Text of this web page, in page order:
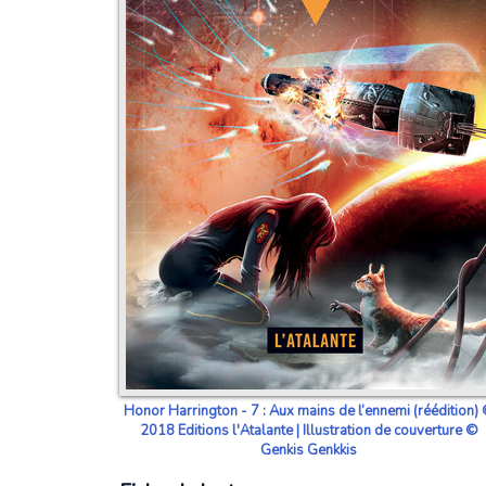
Honor Harrington - 7 : Aux mains de l’ennemi (réédition)
2018 Editions l'Atalante | Illustration de couverture ©
Genkis Genkkis